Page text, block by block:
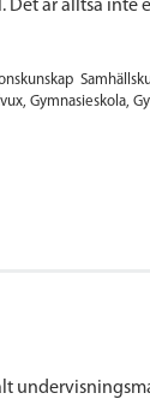
är alltså inte
Gymnasieskola